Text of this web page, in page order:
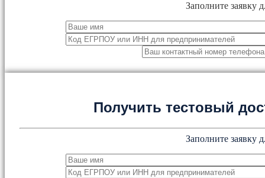
Заполните заявку
Получить тестовый
Заполните заявку